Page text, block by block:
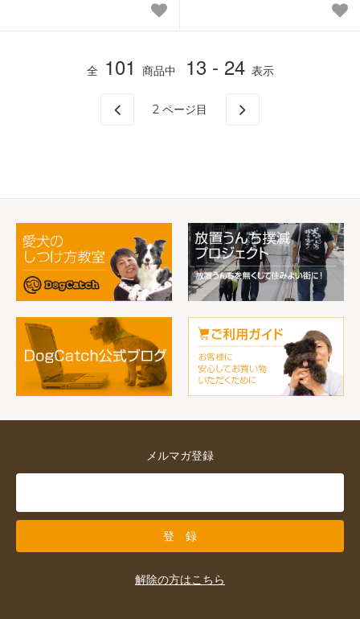
全 101 商品中 13 - 24 表示
2 ページ目
メルマガ登録
解除の方はこちら